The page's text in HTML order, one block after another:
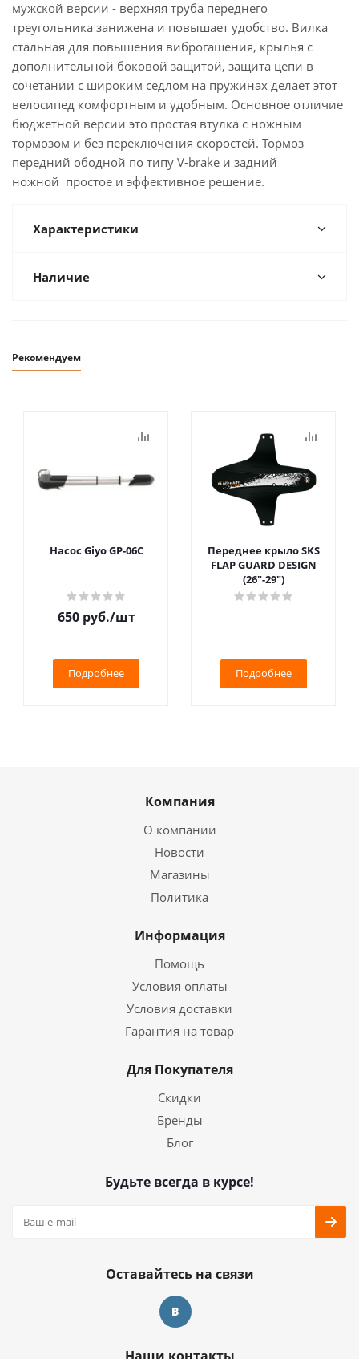
мужской версии - верхняя труба переднего
треугольника занижена и повышает удобство. Вилка
стальная для повышения виброгашения, крылья с
дополнительной боковой защитой, защита цепи в
сочетании с широким седлом на пружинах делает этот
велосипед комфортным и удобным. Основное отличие
бюджетной версии это простая втулка с ножным
тормозом и без переключения скоростей. Тормоз
передний ободной по типу V-brake и задний
ножной простое и эффективное решение.
Характеристики
Наличие
Рекомендуем
Насос Giyo GP-06C
650руб./шт
Подробнее
Переднее крыло SKS
FLAP GUARD DESIGN
(26"-29")
Подробнее
Компания
О компании
Новости
Магазины
Политика
Информация
Помощь
Условия оплаты
Условия доставки
Гарантия на товар
Для Покупателя
Скидки
Бренды
Блог
Будьте всегда в курсе!
Оставайтесь на связи